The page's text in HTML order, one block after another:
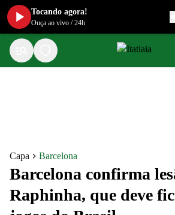
Capa Barcelona
Barcelona confirma
Raphinha, que deve
Tocando agora!
Ouça ao vivo /24h